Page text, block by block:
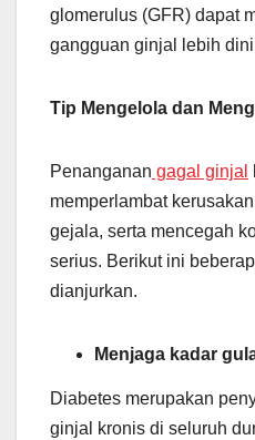
glomerulus (GFR) dapat
gangguan ginjal lebih
Tip Mengelola dan
Penanganan gagal ginjal
memperlambat
gejala, serta mencegah
serius. Berikut ini
dianjurkan.
Menjaga kadar
Diabetes merupakan
ginjal kronis di seluruh